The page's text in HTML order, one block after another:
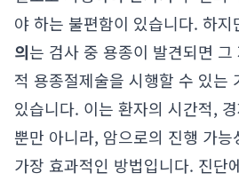
야 하는 불편함이 있습니다. 하지
의는 검사 중 용종이 발견되면
적 용종절제술을 시행할 수 있는
있습니다. 이는 환자의 시간적,
뿐만 아니라, 암으로의 진행 가
가장 효과적인 방법입니다. 진단